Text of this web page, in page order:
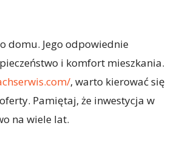
domu. Jego odpowiednie
i komfort mieszkania.
, warto kierować się
Pamiętaj, że inwestycja w
na wiele lat.